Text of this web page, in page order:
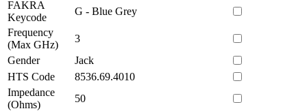
FAKRA
Keycode
G - Blue Grey
Frequency
(Max GHz)
3
Gender
Jack
HTS Code
8536.69.4010
Impedance
(Ohms)
50